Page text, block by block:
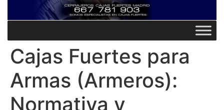
Cajas Fuertes para
Armas (Armeros):
Normativa y